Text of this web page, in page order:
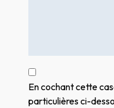
En cochant cette
particulières ci-